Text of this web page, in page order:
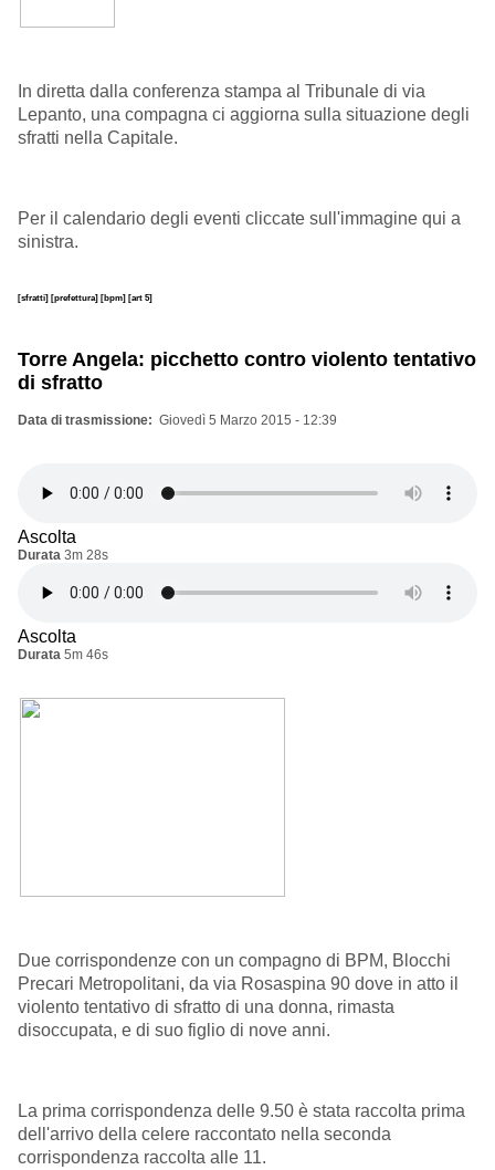
In diretta dalla conferenza stampa al Tribunale di via
Lepanto, una compagna ci aggiorna sulla situazione degli
sfratti nella Capitale.
Per il calendario degli eventi cliccate sull'immagine qui a
sinistra.
[sfratti] [prefettura] [bpm] [art 5]
Torre Angela: picchetto contro violento tentativo
di sfratto
Data di trasmissione Giovedì 5 Marzo 2015 - 12:39
Ascolta
Durata 3m 28s
Ascolta
Durata 5m 46s
Due corrispondenze con un compagno di BPM, Blocchi
Precari Metropolitani, da via Rosaspina 90 dove in atto il
violento tentativo di sfratto di una donna, rimasta
disoccupata, e di suo figlio di nove anni.
La prima corrispondenza delle 9.50 è stata raccolta prima
dell'arrivo della celere raccontato nella seconda
corrispondenza raccolta alle 11.